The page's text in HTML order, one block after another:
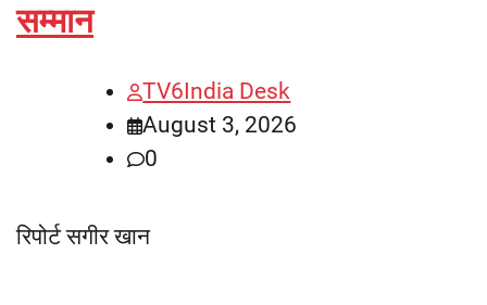
सम्मान
TV6India Desk
August 3, 2026
0
रिपोर्ट सगीर खान